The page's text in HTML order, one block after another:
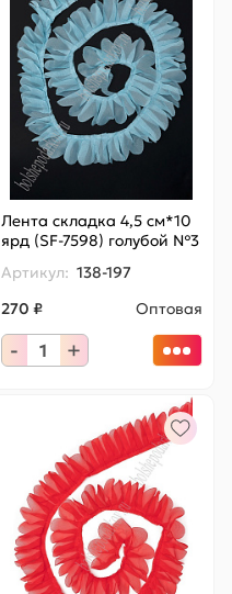
Лента складка 4,5 см*10
ярд (SF-7598) голубой №3
Артикул: 138-197
270 ₽
Оптовая
- +